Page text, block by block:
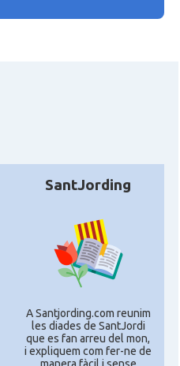
SantJording
A Santjording.com reunim
les diades de SantJordi
que es fan arreu del mon,
i expliquem com fer-ne de